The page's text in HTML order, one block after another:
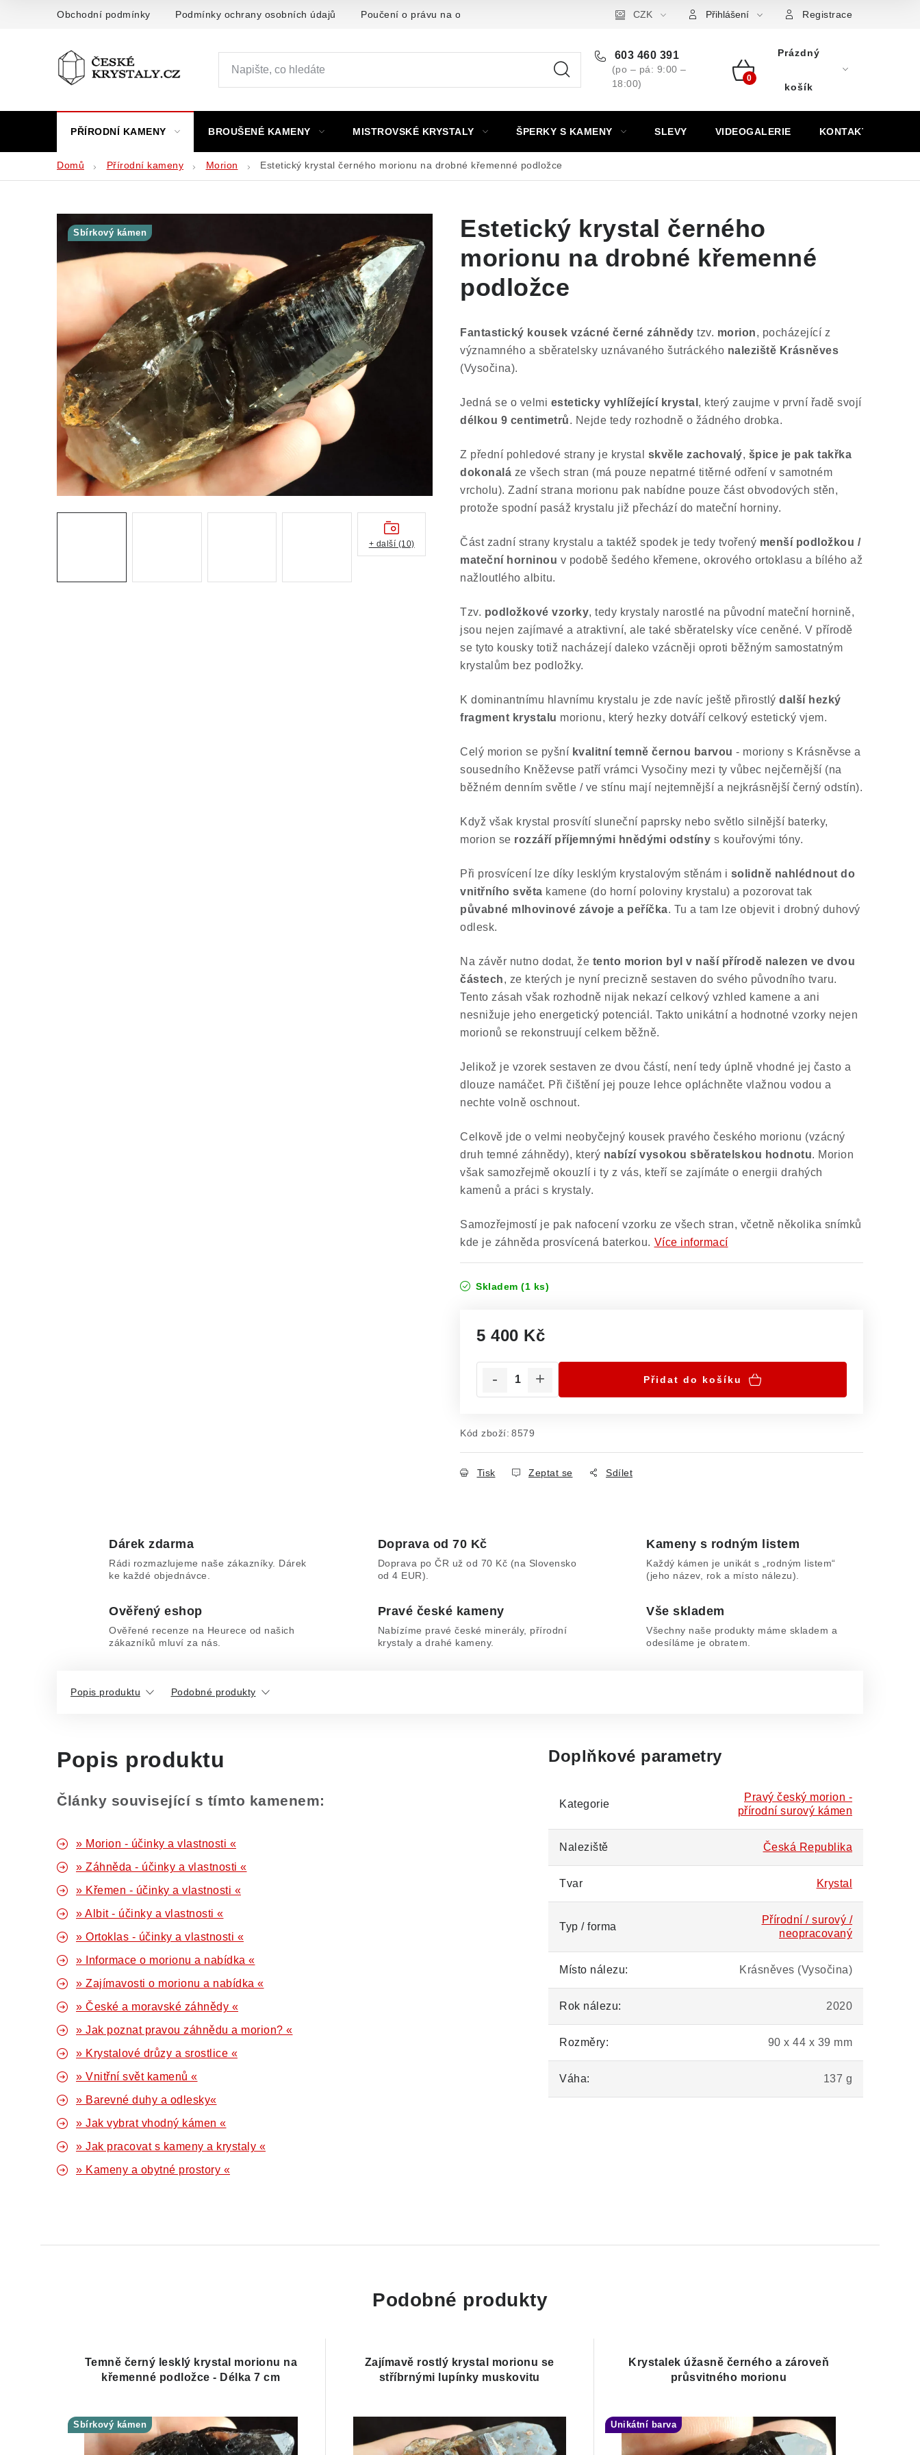
Obchodní podmínky Podmínky ochrany osobních údajů Poučení o právu na odstoupení od smlouvy Puncovní značky Výkup minerálů a drahých kamenů
CZK Přihlášení Registrace
603 460 391
(po – pá: 9:00 –
18:00)
Nákupní
Prázdný
košík
PŘÍRODNÍ KAMENY BROUŠENÉ KAMENY MISTROVSKÉ KRYSTALY ŠPERKY S KAMENY SLEVY VIDEOGALERIE KONTAKT
Domů Přírodní kameny Morion Estetický krystal černého morionu na drobné křemenné podložce
Estetický krystal černého
morionu na drobné křemenné
podložce
Fantastický kousek vzácné černé záhnědy tzv. morion, pocházející z
významného a sběratelsky uznávaného šutráckého naleziště Krásněves
(Vysočina).
Jedná se o velmi esteticky vyhlížející krystal , který zaujme v první řadě svojí
délkou 9 centimetrů. Nejde tedy rozhodně o žádného drobka.
Z přední pohledové strany je krystal skvěle zachovalý, špice je pak takřka
dokonalá ze všech stran (má pouze nepatrné titěrné odření v samotném
vrcholu). Zadní strana morionu pak nabídne pouze část obvodových stěn,
protože spodní pasáž krystalu již přechází do mateční horniny.
Část zadní strany krystalu a taktéž spodek je tedy tvořený menší podložkou /
mateční horninou v podobě šedého křemene, okrového ortoklasu a bílého až
nažloutlého albitu.
Tzv. podložkové vzorky, tedy krystaly narostlé na původní mateční hornině,
jsou nejen zajímavé a atraktivní, ale také sběratelsky více ceněné. V přírodě
se tyto kousky totiž nacházejí daleko vzácněji oproti běžným samostatným
krystalům bez podložky.
K dominantnímu hlavnímu krystalu je zde navíc ještě přirostlý další hezký
fragment krystalu morionu, který hezky dotváří celkový estetický vjem.
Celý morion se pyšní kvalitní temně černou barvou - moriony s Krásněvse a
sousedního Kněževse patří vrámci Vysočiny mezi ty vůbec nejčernější (na
běžném denním světle / ve stínu mají nejtemnější a nejkrásnější černý odstín).
Když však krystal prosvítí sluneční paprsky nebo světlo silnější baterky,
morion se rozzáří příjemnými hnědými odstíny s kouřovými tóny.
Při prosvícení lze díky lesklým krystalovým stěnám i solidně nahlédnout do
vnitřního světa kamene (do horní poloviny krystalu) a pozorovat tak
půvabné mlhovinové závoje a peříčka. Tu a tam lze objevit i drobný duhový
odlesk.
Na závěr nutno dodat, že tento morion byl v naší přírodě nalezen ve dvou
částech, ze kterých je nyní precizně sestaven do svého původního tvaru.
Tento zásah však rozhodně nijak nekazí celkový vzhled kamene a ani
nesnižuje jeho energetický potenciál. Takto unikátní a hodnotné vzorky nejen
morionů se rekonstruují celkem běžně.
Jelikož je vzorek sestaven ze dvou částí, není tedy úplně vhodné jej často a
dlouze namáčet. Při čištění jej pouze lehce opláchněte vlažnou vodou a
nechte volně oschnout.
Celkově jde o velmi neobyčejný kousek pravého českého morionu (vzácný
druh temné záhnědy), který nabízí vysokou sběratelskou hodnotu. Morion
však samozřejmě okouzlí i ty z vás, kteří se zajímáte o energii drahých
kamenů a práci s krystaly.
Samozřejmostí je pak nafocení vzorku ze všech stran, včetně několika snímků
kde je záhněda prosvícená baterkou. Více informací
Skladem (1 ks)
5 400 Kč
Přidat do košíku
Kód zboží: 8579
Tisk Zeptat se Sdílet
Sbírkový kámen
+ další (10)
Dárek zdarma
Rádi rozmazlujeme naše zákazníky. Dárek
ke každé objednávce.
Doprava od 70 Kč
Doprava po ČR už od 70 Kč (na Slovensko
od 4 EUR).
Kameny s rodným listem
Každý kámen je unikát s „rodným listem“
(jeho název, rok a místo nálezu).
Ověřený eshop
Ověřené recenze na Heurece od našich
zákazníků mluví za nás.
Pravé české kameny
Nabízíme pravé české minerály, přírodní
krystaly a drahé kameny.
Vše skladem
Všechny naše produkty máme skladem a
odesíláme je obratem.
Popis produktu Podobné produkty
Popis produktu
Články související s tímto kamenem:
» Morion - účinky a vlastnosti «
» Záhněda - účinky a vlastnosti «
» Křemen - účinky a vlastnosti «
» Albit - účinky a vlastnosti «
» Ortoklas - účinky a vlastnosti «
» Informace o morionu a nabídka «
» Zajímavosti o morionu a nabídka «
» České a moravské záhnědy «
» Jak poznat pravou záhnědu a morion? «
» Krystalové drůzy a srostlice «
» Vnitřní svět kamenů «
» Barevné duhy a odlesky«
» Jak vybrat vhodný kámen «
» Jak pracovat s kameny a krystaly «
» Kameny a obytné prostory «
Doplňkové parametry
Kategorie
Pravý český morion -
přírodní surový kámen
Naleziště Česká Republika
Tvar Krystal
Typ / forma
Přírodní / surový /
neopracovaný
Místo nálezu: Krásněves (Vysočina)
Rok nálezu: 2020
Rozměry: 90 x 44 x 39 mm
Váha: 137 g
Podobné produkty
Temně černý lesklý krystal morionu na
křemenné podložce - Délka 7 cm
Sbírkový kámen
Zajímavě rostlý krystal morionu se
stříbrnými lupínky muskovitu
Krystalek úžasně černého a zároveň
průsvitného morionu
Unikátní barva